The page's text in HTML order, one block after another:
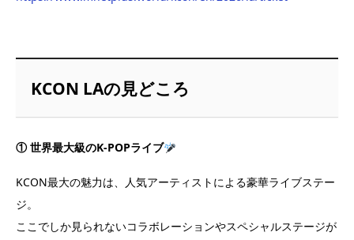
KCON LAの見どころ
① 世界最大級のK-POPライブ
KCON最大の魅力は、人気アーティストによる豪華ライブステー
ジ。
ここでしか見られないコラボレーションやスペシャルステージが